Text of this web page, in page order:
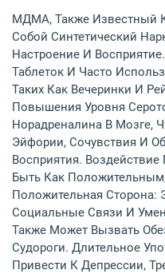
МДМА, Также Известный
Собой Синтетический
Настроение И
Таблеток И Часто
Таких Как Вечеринки И
Повышения Уровня
Норадреналина В Мозге,
Эйфории, Сочувствия И
Восприятия.
Быть Как
Положительная Сторона:
Социальные Связи И
Также Может Вызвать
Судороги. Длительное
Привести К Депрессии,